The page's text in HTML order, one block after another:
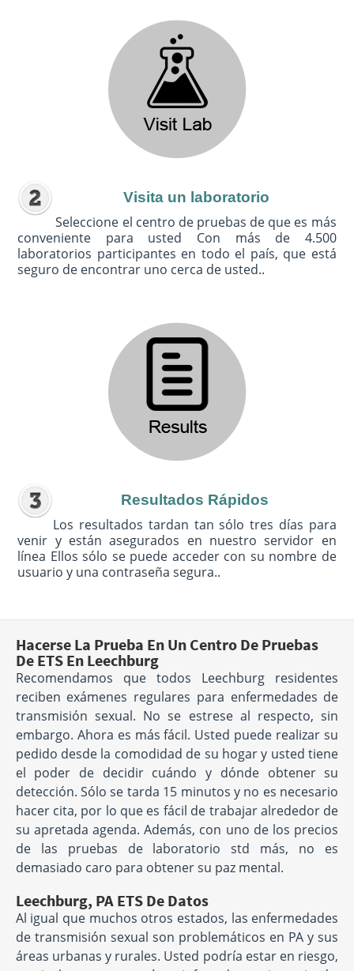
Visita un laboratorio
Seleccione el centro de pruebas de que es más
conveniente para usted Con más de 4.500
laboratorios participantes en todo el país, que está
seguro de encontrar uno cerca de usted..
Resultados Rápidos
Los resultados tardan tan sólo tres días para
venir y están asegurados en nuestro servidor en
línea Ellos sólo se puede acceder con su nombre de
usuario y una contraseña segura..
Hacerse La Prueba En Un Centro De Pruebas
De ETS En Leechburg
Recomendamos que todos Leechburg residentes
reciben exámenes regulares para enfermedades de
transmisión sexual. No se estrese al respecto, sin
embargo. Ahora es más fácil. Usted puede realizar su
pedido desde la comodidad de su hogar y usted tiene
el poder de decidir cuándo y dónde obtener su
detección. Sólo se tarda 15 minutos y no es necesario
hacer cita, por lo que es fácil de trabajar alrededor de
su apretada agenda. Además, con uno de los precios
de las pruebas de laboratorio std más, no es
demasiado caro para obtener su paz mental.
Leechburg, PA ETS De Datos
Al igual que muchos otros estados, las enfermedades
de transmisión sexual son problemáticos en PA y sus
áreas urbanas y rurales. Usted podría estar en riesgo,